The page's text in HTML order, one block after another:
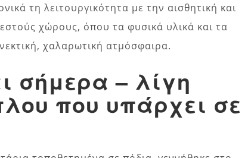
τη λειτουργικότητα με την αισθητική και
χώρους, όπου τα φυσικά υλικά και τα
χαλαρωτική ατμόσφαιρα.
σήμερα – λίγη
που υπάρχει σε